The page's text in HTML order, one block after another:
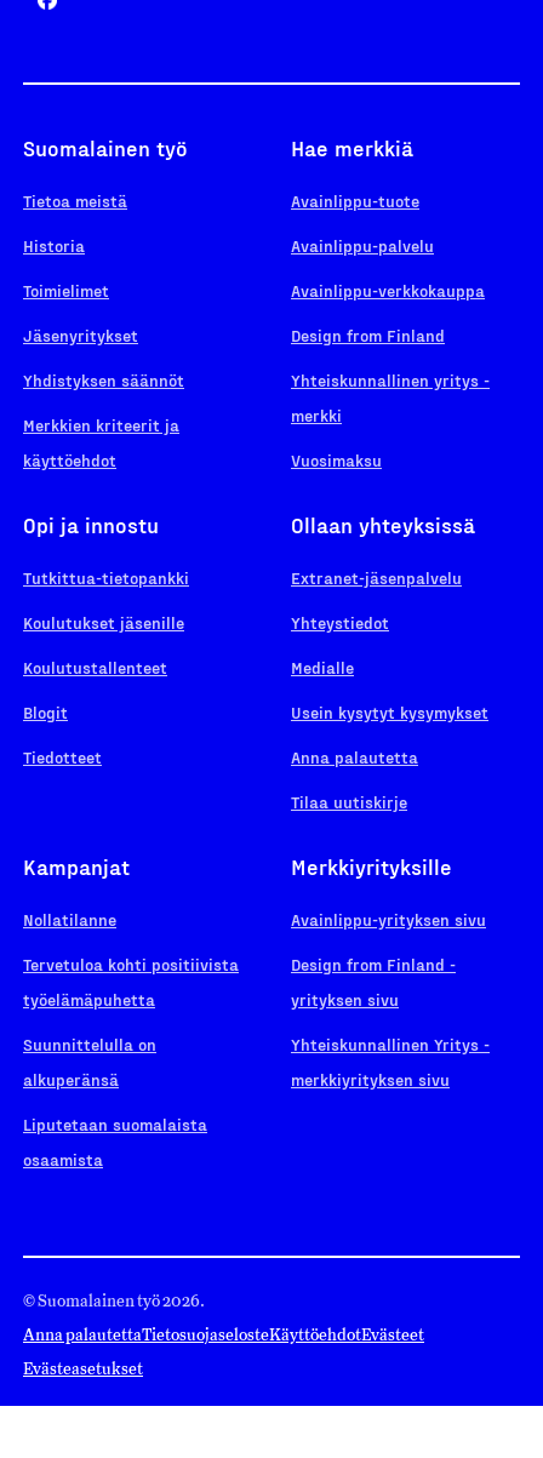
Suomalainen työ
Tietoa meistä
Historia
Toimielimet
Jäsenyritykset
Yhdistyksen säännöt
Merkkien kriteerit ja
käyttöehdot
Hae merkkiä
Avainlippu-tuote
Avainlippu-palvelu
Avainlippu-verkkokauppa
Design from Finland
Yhteiskunnallinen yritys -
merkki
Vuosimaksu
Opi ja innostu
Tutkittua-tietopankki
Koulutukset jäsenille
Koulutustallenteet
Blogit
Tiedotteet
Ollaan yhteyksissä
Extranet-jäsenpalvelu
Yhteystiedot
Medialle
Usein kysytyt kysymykset
Anna palautetta
Tilaa uutiskirje
Kampanjat
Nollatilanne
Tervetuloa kohti positiivista
työelämäpuhetta
Suunnittelulla on
alkuperänsä
Liputetaan suomalaista
osaamista
Merkkiyrityksille
Avainlippu-yrityksen sivu
Design from Finland -
yrityksen sivu
Yhteiskunnallinen Yritys -
merkkiyrityksen sivu
© Suomalainen työ 2026.
Anna palautettaTietosuojaselosteKäyttöehdotEvästeet
Evästeasetukset